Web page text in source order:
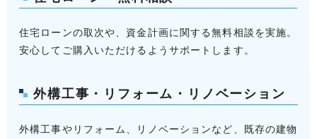
住宅ローンの取次や、資金計画に関する無料相談を実施。
安心してご購入いただけるようサポートします。
外構工事・リフォーム・リノベーション
外構工事やリフォーム、リノベーションなど、既存の建物